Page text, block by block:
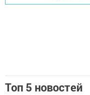
Топ 5 новостей